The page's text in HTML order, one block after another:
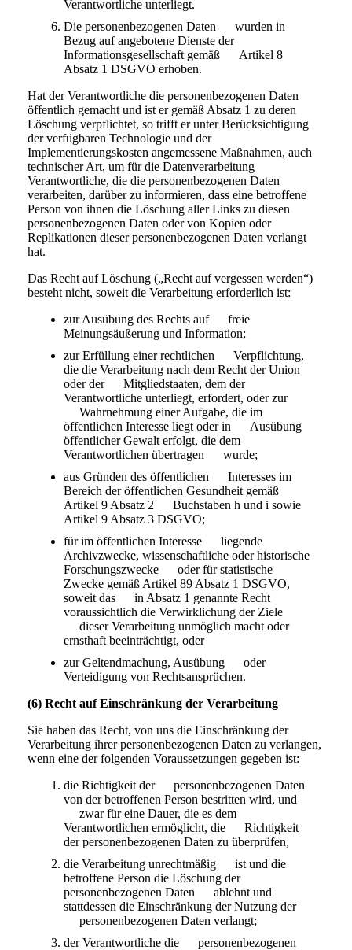
Verantwortliche unterliegt.
Die personenbezogenen Daten wurden in
Bezug auf angebotene Dienste der
Informationsgesellschaft gemäß Artikel 8
Absatz 1 DSGVO erhoben.
Hat der Verantwortliche die personenbezogenen Daten
öffentlich gemacht und ist er gemäß Absatz 1 zu deren
Löschung verpflichtet, so trifft er unter Berücksichtigung
der verfügbaren Technologie und der
Implementierungskosten angemessene Maßnahmen, auch
technischer Art, um für die Datenverarbeitung
Verantwortliche, die die personenbezogenen Daten
verarbeiten, darüber zu informieren, dass eine betroffene
Person von ihnen die Löschung aller Links zu diesen
personenbezogenen Daten oder von Kopien oder
Replikationen dieser personenbezogenen Daten verlangt
hat.
Das Recht auf Löschung („Recht auf vergessen werden“)
besteht nicht, soweit die Verarbeitung erforderlich ist:
zur Ausübung des Rechts auf freie
Meinungsäußerung und Information;
zur Erfüllung einer rechtlichen Verpflichtung,
die die Verarbeitung nach dem Recht der Union
oder der Mitgliedstaaten, dem der
Verantwortliche unterliegt, erfordert, oder zur
Wahrnehmung einer Aufgabe, die im
öffentlichen Interesse liegt oder in Ausübung
öffentlicher Gewalt erfolgt, die dem
Verantwortlichen übertragen wurde;
aus Gründen des öffentlichen Interesses im
Bereich der öffentlichen Gesundheit gemäß
Artikel 9 Absatz 2 Buchstaben h und i sowie
Artikel 9 Absatz 3 DSGVO;
für im öffentlichen Interesse liegende
Archivzwecke, wissenschaftliche oder historische
Forschungszwecke oder für statistische
Zwecke gemäß Artikel 89 Absatz 1 DSGVO,
soweit das in Absatz 1 genannte Recht
voraussichtlich die Verwirklichung der Ziele
dieser Verarbeitung unmöglich macht oder
ernsthaft beeinträchtigt, oder
zur Geltendmachung, Ausübung oder
Verteidigung von Rechtsansprüchen.
(6) Recht auf Einschränkung der Verarbeitung
Sie haben das Recht, von uns die Einschränkung der
Verarbeitung ihrer personenbezogenen Daten zu verlangen,
wenn eine der folgenden Voraussetzungen gegeben ist:
die Richtigkeit der personenbezogenen Daten
von der betroffenen Person bestritten wird, und
zwar für eine Dauer, die es dem
Verantwortlichen ermöglicht, die Richtigkeit
der personenbezogenen Daten zu überprüfen,
die Verarbeitung unrechtmäßig ist und die
betroffene Person die Löschung der
personenbezogenen Daten ablehnt und
stattdessen die Einschränkung der Nutzung der
personenbezogenen Daten verlangt;
der Verantwortliche die personenbezogenen